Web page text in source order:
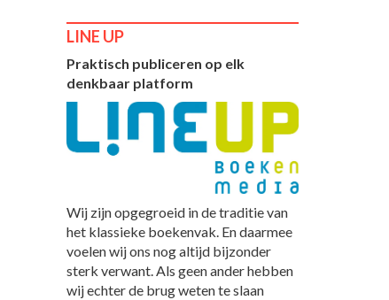
LINE UP
Praktisch publiceren op elk
denkbaar platform
Wij zijn opgegroeid in de traditie van
het klassieke boekenvak. En daarmee
voelen wij ons nog altijd bijzonder
sterk verwant. Als geen ander hebben
wij echter de brug weten te slaan